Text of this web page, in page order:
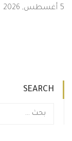
5 أغسطس, 2026
SEARCH